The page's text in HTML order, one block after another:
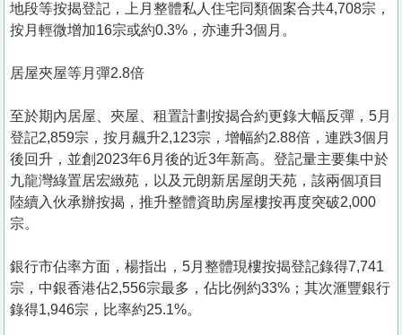
地段等按揭登記，上月整體私人住宅同類個案合共4,708宗，
按月輕微增加16宗或約0.3%，亦連升3個月。
居屋夾屋等月彈2.8倍
至於期內居屋、夾屋、租置計劃按揭合約更錄大幅反彈，5月
登記2,859宗，按月飆升2,123宗，增幅約2.88倍，連跌3個月
後回升，並創2023年6月後的近3年新高。登記量主要集中於
九龍灣綠置居宏緻苑，以及元朗新居屋朗天苑，該兩個項目
陸續入伙承辦按揭，推升整體資助房屋樓按再度突破2,000
宗。
銀行市佔率方面，楊指出，5月整體現樓按揭登記錄得7,741
宗，中銀香港佔2,556宗最多，佔比例約33%；其次滙豐銀行
錄得1,946宗，比率約25.1%。